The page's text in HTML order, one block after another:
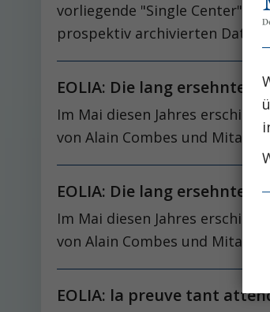
vorliegende "Single Center"-
prospektiv archivierten Daten
EOLIA: Die lang ersehnte
Im Mai diesen Jahres erschien
von Alain Combes und
EOLIA: Die lang ersehnte
Im Mai diesen Jahres erschien
von Alain Combes und
EOLIA: la preuve tant